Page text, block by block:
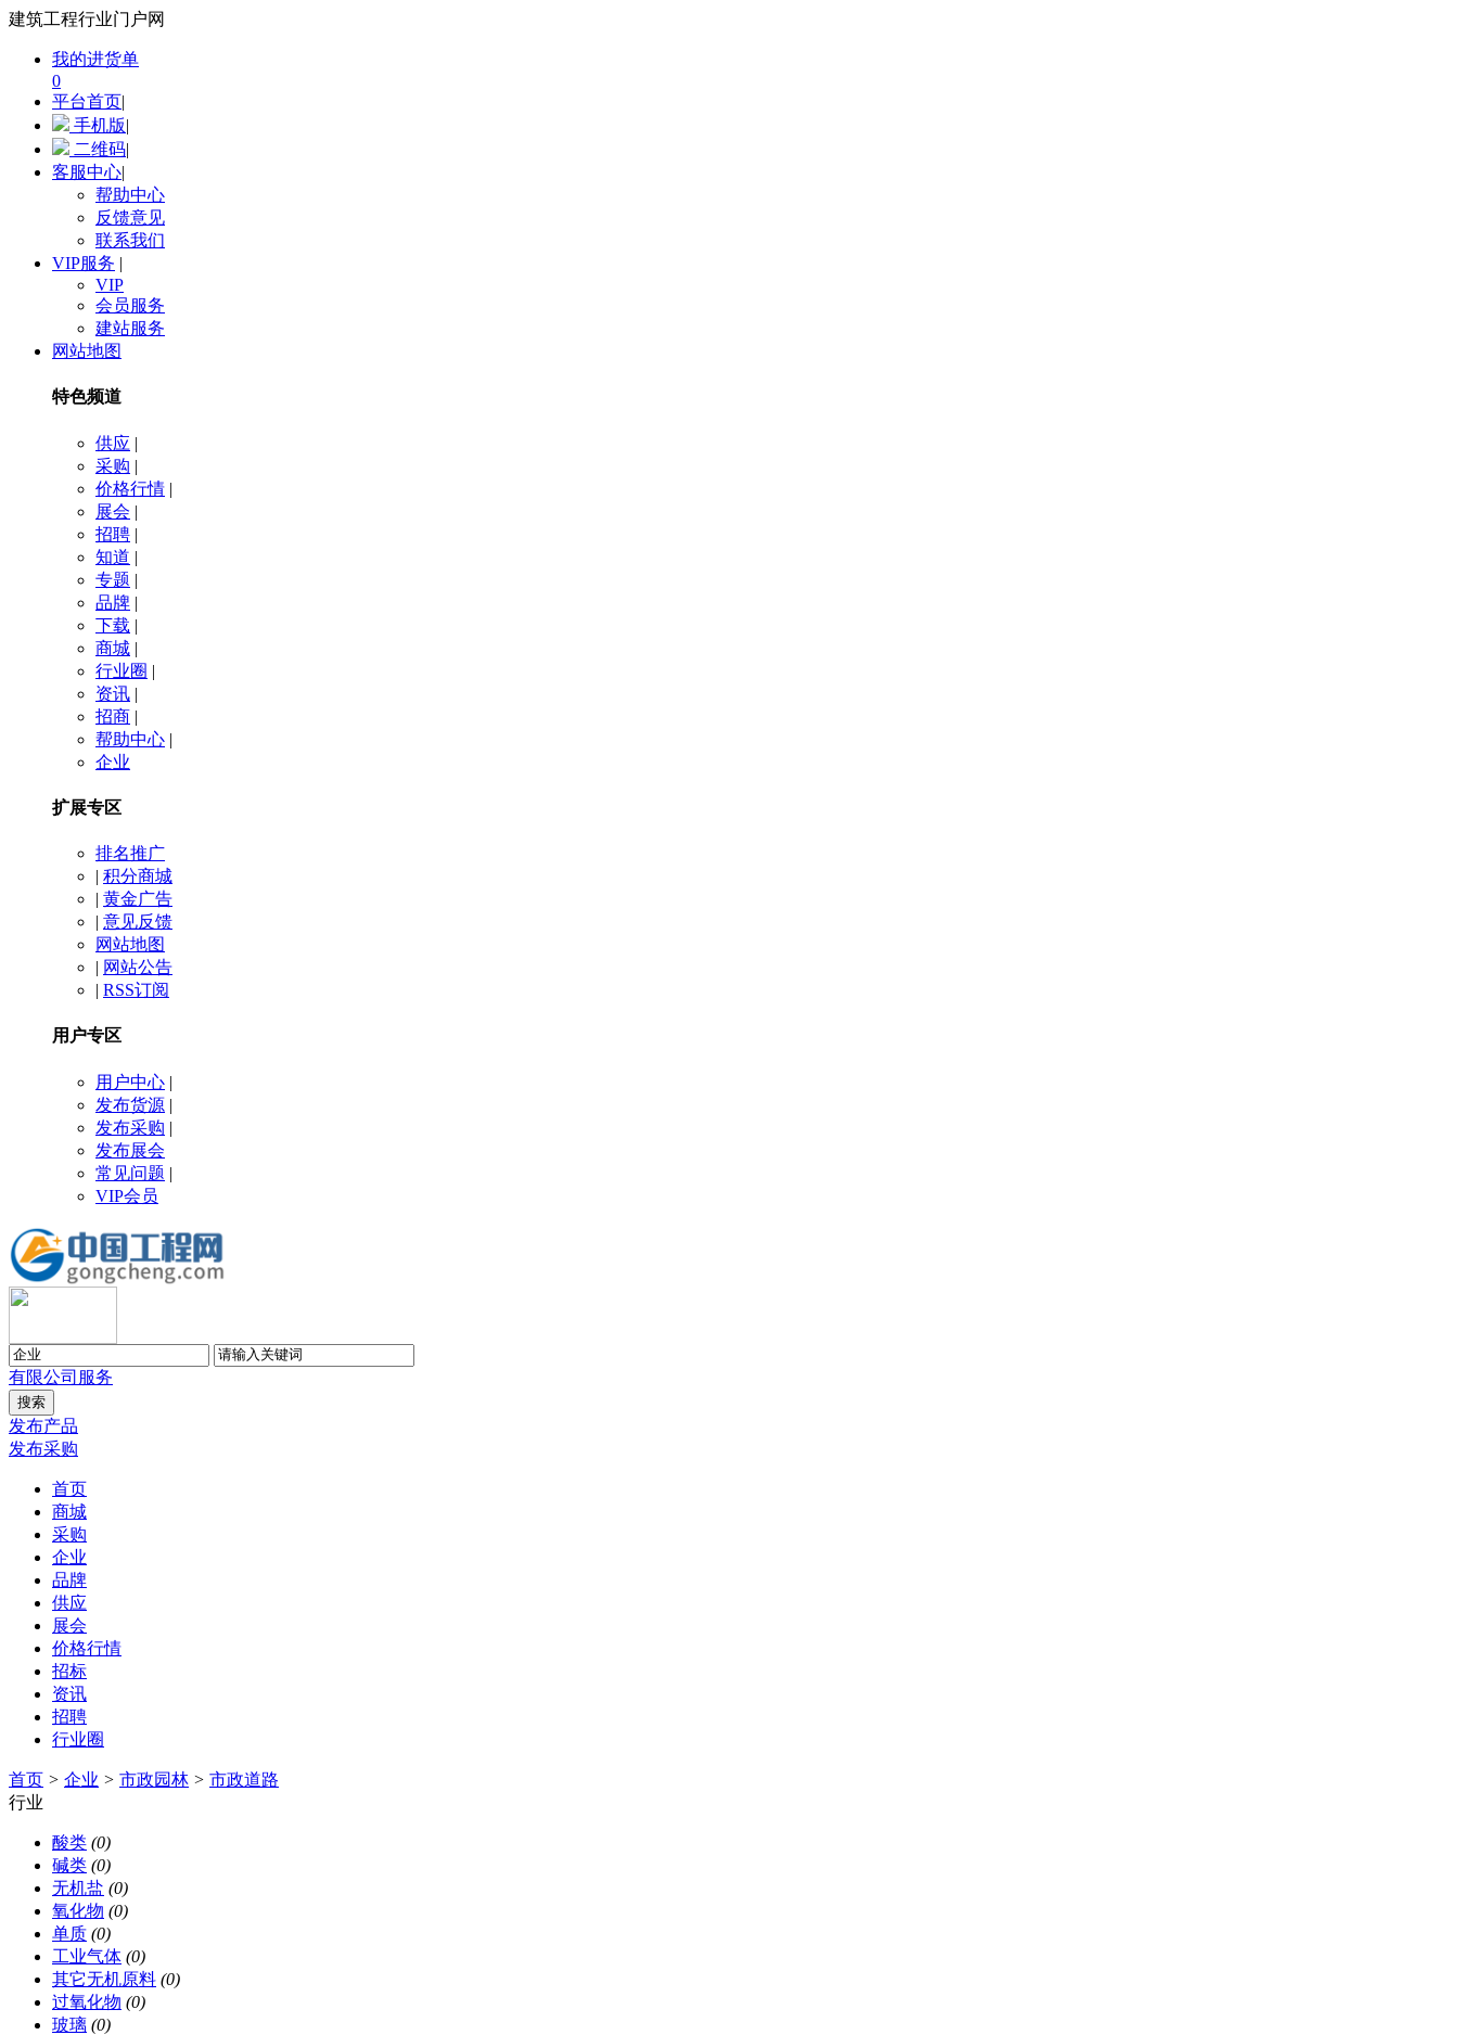
建筑工程行业门户网
我的进货单
0
平台首页|
手机版|
二维码|
客服中心|
帮助中心
反馈意见
联系我们
VIP服务 |
VIP
会员服务
建站服务
网站地图
特色频道
供应 |
采购 |
价格行情 |
展会 |
招聘 |
知道 |
专题 |
品牌 |
下载 |
商城 |
行业圈 |
资讯 |
招商 |
帮助中心 |
企业
扩展专区
排名推广
| 积分商城
| 黄金广告
| 意见反馈
网站地图
| 网站公告
| RSS订阅
用户专区
用户中心 |
发布货源 |
发布采购 |
发布展会
常见问题 |
VIP会员
有限公司 服务
发布产品
发布采购
首页
商城
采购
企业
品牌
供应
展会
价格行情
招标
资讯
招聘
行业圈
首页 > 企业 > 市政园林 > 市政道路
行业
酸类 (0)
碱类 (0)
无机盐 (0)
氧化物 (0)
单质 (0)
工业气体 (0)
其它无机原料 (0)
过氧化物 (0)
玻璃 (0)